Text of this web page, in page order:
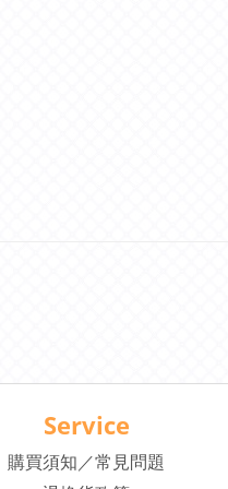
Service
購買須知／常見問題